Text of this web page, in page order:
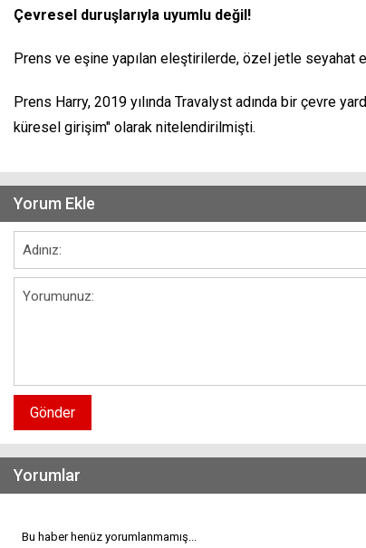
Çevresel duruşlarıyla uyumlu değil!
Prens ve eşine yapılan eleştirilerde, özel jetle seyahat
Prens Harry, 2019 yılında Travalyst adında bir çevre
küresel girişim" olarak nitelendirilmişti.
Yorum Ekle
Gönder
Yorumlar
Bu haber henüz yorumlanmamış...